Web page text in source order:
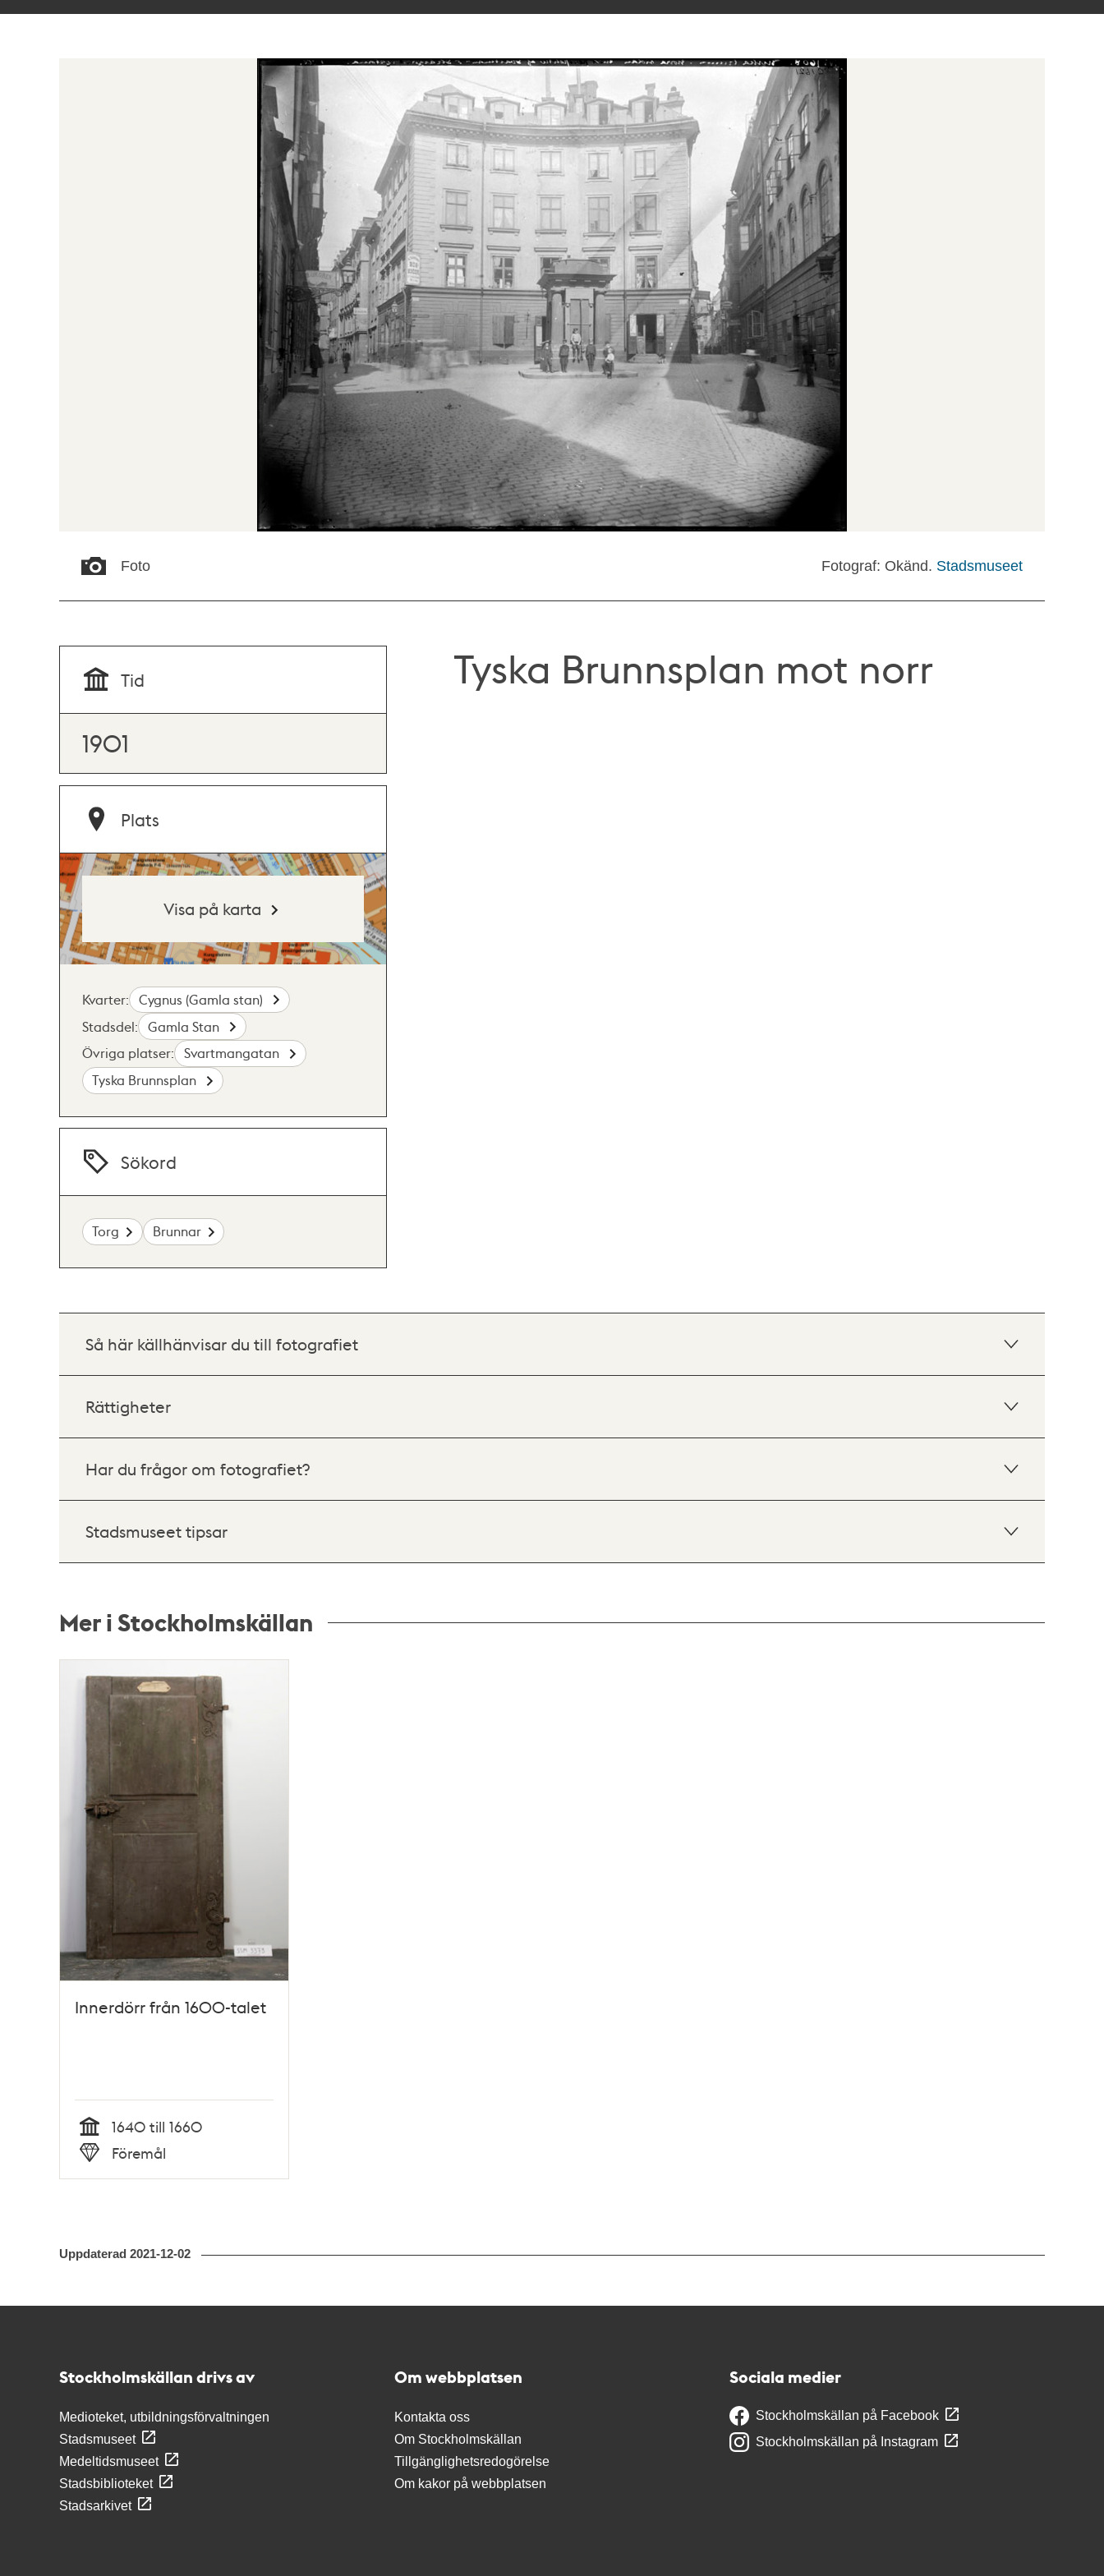
Foto Fotograf: Okänd. Stadsmuseet
Tyska Brunnsplan mot norr
Tid
1901
Plats
Visa på karta
Kvarter:
Cygnus (Gamla stan)
Stadsdel:
Gamla Stan
Övriga platser:
Svartmangatan
Tyska Brunnsplan
Sökord
Torg Brunnar
Så här källhänvisar du till fotografiet
Rättigheter
Har du frågor om fotografiet?
Stadsmuseet tipsar
Mer i Stockholmskällan
Innerdörr från 1600-talet
Tid
1640 till 1660
Typ
Föremål
Uppdaterad 2021-12-02
Stockholmskällan drivs av
Medioteket, utbildningsförvaltningen
Stadsmuseet
Medeltidsmuseet
Stadsbiblioteket
Stadsarkivet
Om webbplatsen
Kontakta oss
Om Stockholmskällan
Tillgänglighetsredogörelse
Om kakor på webbplatsen
Sociala medier
Stockholmskällan på Facebook
Stockholmskällan på Instagram